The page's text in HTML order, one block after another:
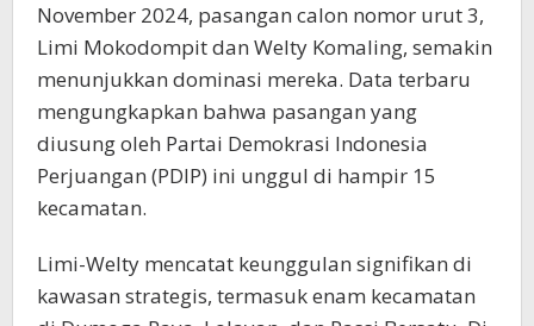
November 2024, pasangan calon nomor urut 3,
Limi Mokodompit dan Welty Komaling, semakin
menunjukkan dominasi mereka. Data terbaru
mengungkapkan bahwa pasangan yang
diusung oleh Partai Demokrasi Indonesia
Perjuangan (PDIP) ini unggul di hampir 15
kecamatan.
Limi-Welty mencatat keunggulan signifikan di
kawasan strategis, termasuk enam kecamatan